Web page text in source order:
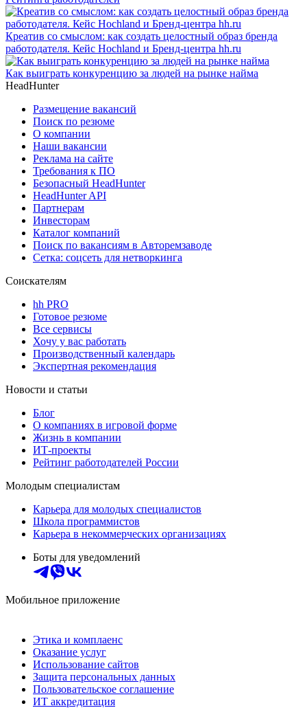
Креатив со смыслом: как создать целостный образ бренда
работодателя. Кейс Hochland и Бренд-центра hh.ru
Как выиграть конкуренцию за людей на рынке найма
HeadHunter
Размещение вакансий
Поиск по резюме
О компании
Наши вакансии
Реклама на сайте
Требования к ПО
Безопасный HeadHunter
HeadHunter API
Партнерам
Инвесторам
Каталог компаний
Поиск по вакансиям в Авторемзаводе
Сетка: соцсеть для нетворкинга
Соискателям
hh PRO
Готовое резюме
Все сервисы
Хочу у вас работать
Производственный календарь
Экспертная рекомендация
Новости и статьи
Блог
О компаниях в игровой форме
Жизнь в компании
ИТ-проекты
Рейтинг работодателей России
Молодым специалистам
Карьера для молодых специалистов
Школа программистов
Карьера в некоммерческих организациях
Боты для уведомлений
Мобильное приложение
Этика и комплаенс
Оказание услуг
Использование сайтов
Защита персональных данных
Пользовательское соглашение
ИТ аккредитация